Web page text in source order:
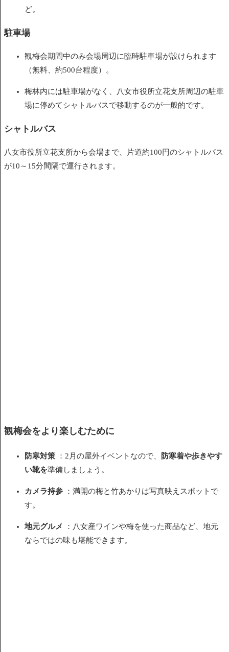
ど。
駐車場
観梅会期間中のみ会場周辺に臨時駐車場が設けられます
（無料、約500台程度）。
梅林内には駐車場がなく、八女市役所立花支所周辺の駐車
場に停めてシャトルバスで移動するのが一般的です。
シャトルバス
八女市役所立花支所から会場まで、片道約100円のシャトルバス
が10～15分間隔で運行されます。
観梅会をより楽しむために
防寒対策 ：2月の屋外イベントなので、
防寒着や歩きやす
い靴を準備しましょう。
カメラ持参 ：満開の梅と竹あかりは写真映えスポットで
す。
地元グルメ
：八女産ワインや梅を使った商品など、地元
ならではの味も堪能できます。